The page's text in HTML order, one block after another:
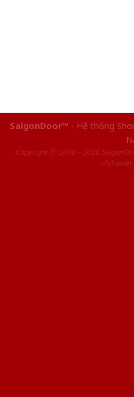
SaigonDoor™ - Hệ thống
Copyright ⓒ 2016 – 2026
chủ quản